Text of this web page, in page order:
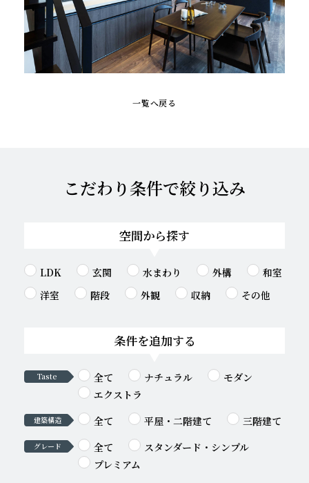
一覧へ戻る
こだわり条件で絞り込み
空間から探す
LDK 玄関 水まわり 外構
和室
洋室
階段 外観 収納 その他
条件を追加する
Taste 全て ナチュラル
モダン
エクストラ
建築構造 全て 平屋・二階建て 三階建て
グレード 全て
スタンダード・シンプル
プレミアム